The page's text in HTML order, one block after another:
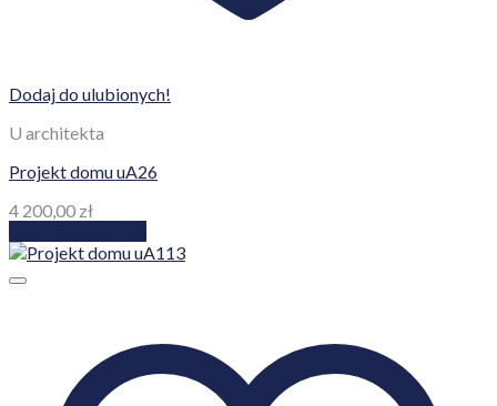
Dodaj do ulubionych!
U architekta
Projekt domu uA26
4 200,00 zł